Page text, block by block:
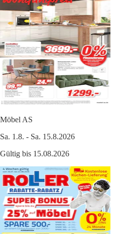
Möbel AS
Sa. 1.8. - Sa. 15.8.2026
Gültig bis 15.08.2026